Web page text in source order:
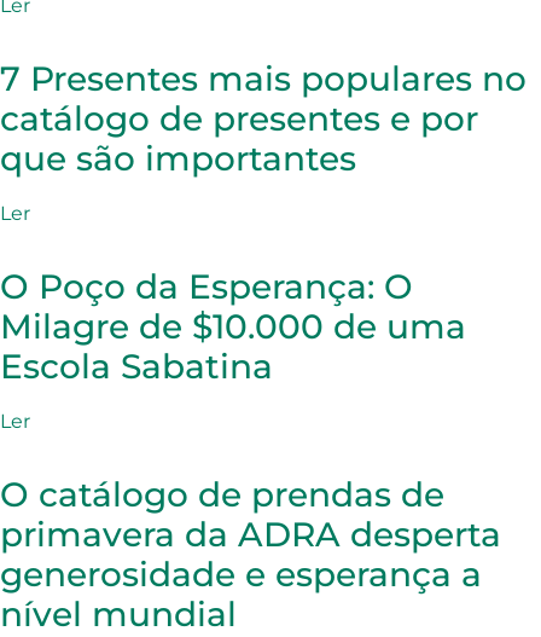
Ler
7 Presentes mais populares no
catálogo de presentes e por
que são importantes
Ler
O Poço da Esperança: O
Milagre de $10.000 de uma
Escola Sabatina
Ler
O catálogo de prendas de
primavera da ADRA desperta
generosidade e esperança a
nível mundial